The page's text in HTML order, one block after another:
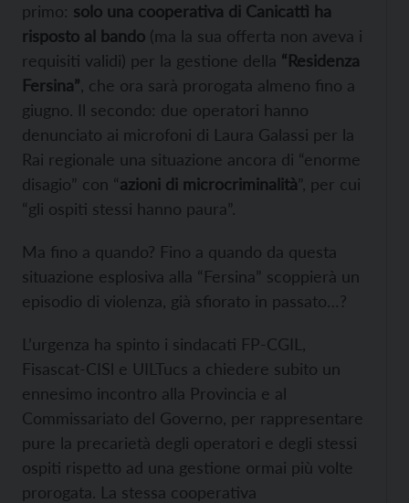
primo: solo una cooperativa di Canicattì ha
risposto al bando (ma la sua offerta non aveva i
requisiti validi) per la gestione della “Residenza
Fersina” , che ora sarà prorogata almeno fino a
giugno. Il secondo: due operatori hanno
denunciato ai microfoni di Laura Galassi per la
Rai regionale una situazione ancora di “enorme
disagio” con “azioni di microcriminalità”, per cui
“gli ospiti stessi hanno paura”.
Ma fino a quando? Fino a quando da questa
situazione esplosiva alla “Fersina” scoppierà un
episodio di violenza, già sfiorato in passato…?
L’urgenza ha spinto i sindacati FP-CGIL,
Fisascat-CISl e UILTucs a chiedere subito un
ennesimo incontro alla Provincia e al
Commissariato del Governo, per rappresentare
pure la precarietà degli operatori e degli stessi
ospiti rispetto ad una gestione ormai più volte
prorogata. La stessa cooperativa